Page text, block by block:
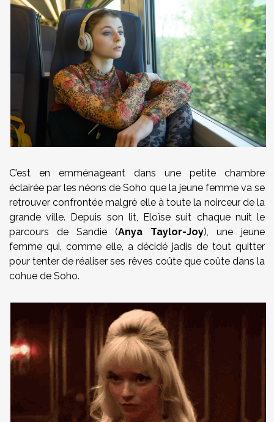
C’est en emménageant dans une petite chambre
éclairée par les néons de Soho que la jeune femme va se
retrouver confrontée malgré elle à toute la noirceur de la
grande ville. Depuis son lit, Eloïse suit chaque nuit le
parcours de Sandie (Anya Taylor-Joy), une jeune
femme qui, comme elle, a décidé jadis de tout quitter
pour tenter de réaliser ses rêves coûte que coûte dans la
cohue de Soho.